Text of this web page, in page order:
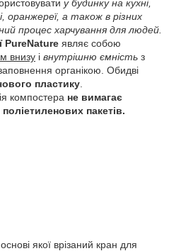
у будинку на кухні,
оранжереї, а також в різних
процес харчування для людей.
PureNature являє собою
внизу і внутрішню ємність з
органікою. Обидві
пластику
компостера не вимагає
поліетиленових пакетів.
основі якої врізаний кран для